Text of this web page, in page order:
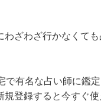
ざわざ行かなくて
有名な占い師に鑑定
登録すると今すぐ